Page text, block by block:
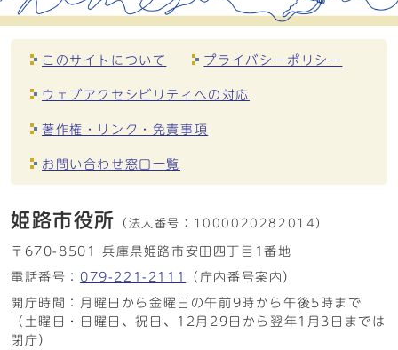
このサイトについて プライバシーポリシー
ウェブアクセシビリティへの対応
著作権・リンク・免責事項
お問い合わせ窓口一覧
姫路市役所 （法人番号： 1000020282014）
〒670-8501 兵庫県姫路市安田四丁目1番地
電話番号： 079-221-2111
（庁内番号案内）
開庁時間：月曜日から金曜日の午前9時から午後5時まで
（土曜日・日曜日、祝日、12月29日から翌年1月3日までは
閉庁）